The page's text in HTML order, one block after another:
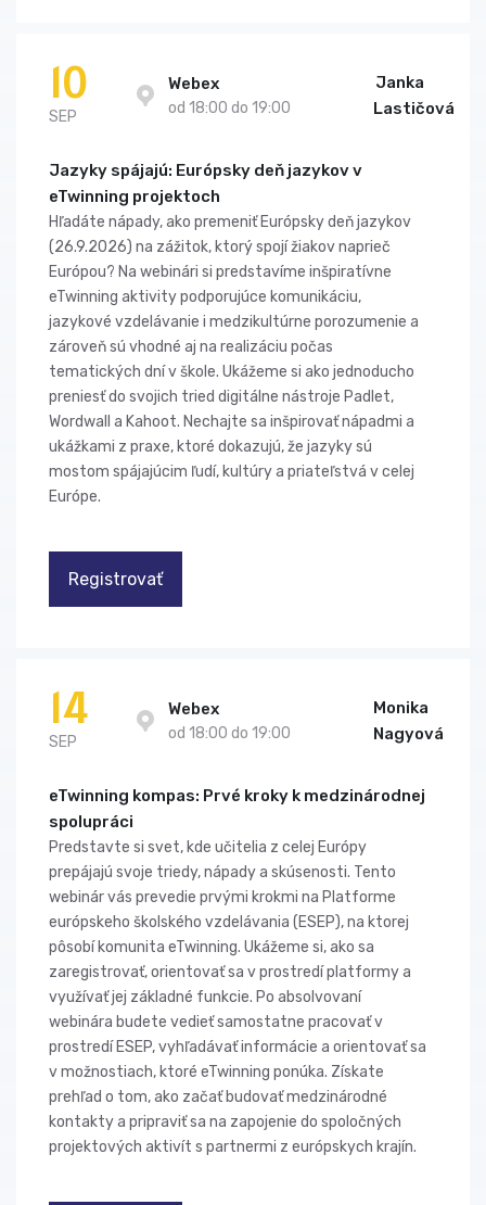
10
SEP
Webex
od 18:00 do 19:00
Janka
Lastičová
Jazyky spájajú: Európsky deň jazykov v
eTwinning projektoch
Hľadáte nápady, ako premeniť Európsky deň jazykov
(26.9.2026) na zážitok, ktorý spojí žiakov naprieč
Európou? Na webinári si predstavíme inšpiratívne
eTwinning aktivity podporujúce komunikáciu,
jazykové vzdelávanie i medzikultúrne porozumenie a
zároveň sú vhodné aj na realizáciu počas
tematických dní v škole. Ukážeme si ako jednoducho
preniesť do svojich tried digitálne nástroje Padlet,
Wordwall a Kahoot. Nechajte sa inšpirovať nápadmi a
ukážkami z praxe, ktoré dokazujú, že jazyky sú
mostom spájajúcim ľudí, kultúry a priateľstvá v celej
Európe.
Registrovať
14
SEP
Webex
od 18:00 do 19:00
Monika
Nagyová
eTwinning kompas: Prvé kroky k medzinárodnej
spolupráci
Predstavte si svet, kde učitelia z celej Európy
prepájajú svoje triedy, nápady a skúsenosti. Tento
webinár vás prevedie prvými krokmi na Platforme
európskeho školského vzdelávania (ESEP), na ktorej
pôsobí komunita eTwinning. Ukážeme si, ako sa
zaregistrovať, orientovať sa v prostredí platformy a
využívať jej základné funkcie. Po absolvovaní
webinára budete vedieť samostatne pracovať v
prostredí ESEP, vyhľadávať informácie a orientovať sa
v možnostiach, ktoré eTwinning ponúka. Získate
prehľad o tom, ako začať budovať medzinárodné
kontakty a pripraviť sa na zapojenie do spoločných
projektových aktivít s partnermi z európskych krajín.